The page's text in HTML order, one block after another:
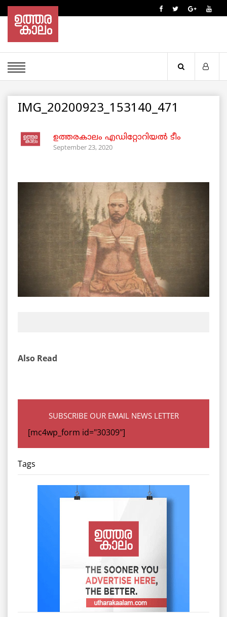
IMG_20200923_153140_471
ഉത്തരകാലം എഡിറ്റോറിയല്‍ ടീം
September 23, 2020
Also Read
SUBSCRIBE OUR EMAIL NEWS LETTER
[mc4wp_form id="30309"]
Tags